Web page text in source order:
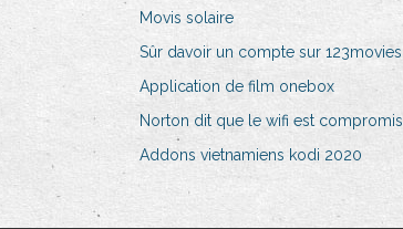
Movis solaire
Sûr davoir un compte sur 123movies
Application de film onebox
Norton dit que le wifi est compromis
Addons vietnamiens kodi 2020